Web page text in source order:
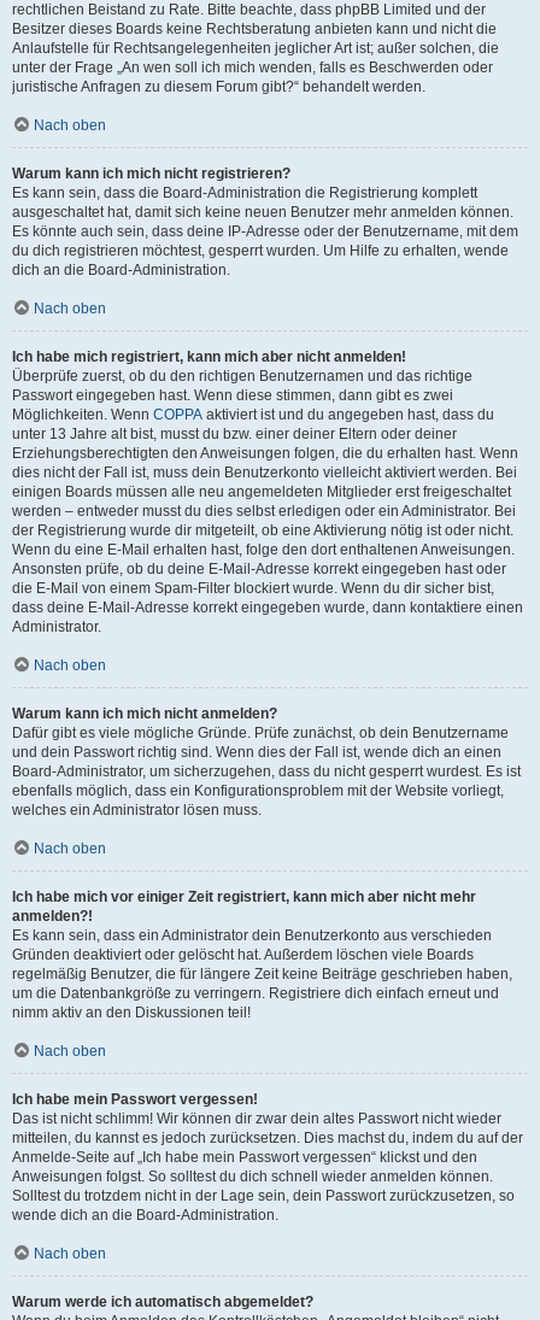
rechtlichen Beistand zu Rate. Bitte beachte, dass phpBB Limited und der
Besitzer dieses Boards keine Rechtsberatung anbieten kann und nicht die
Anlaufstelle für Rechtsangelegenheiten jeglicher Art ist; außer solchen, die
unter der Frage „An wen soll ich mich wenden, falls es Beschwerden oder
juristische Anfragen zu diesem Forum gibt?“ behandelt werden.
Nach oben
Warum kann ich mich nicht registrieren?
Es kann sein, dass die Board-Administration die Registrierung komplett
ausgeschaltet hat, damit sich keine neuen Benutzer mehr anmelden können.
Es könnte auch sein, dass deine IP-Adresse oder der Benutzername, mit dem
du dich registrieren möchtest, gesperrt wurden. Um Hilfe zu erhalten, wende
dich an die Board-Administration.
Nach oben
Ich habe mich registriert, kann mich aber nicht anmelden!
Überprüfe zuerst, ob du den richtigen Benutzernamen und das richtige
Passwort eingegeben hast. Wenn diese stimmen, dann gibt es zwei
Möglichkeiten. Wenn COPPA aktiviert ist und du angegeben hast, dass du
unter 13 Jahre alt bist, musst du bzw. einer deiner Eltern oder deiner
Erziehungsberechtigten den Anweisungen folgen, die du erhalten hast. Wenn
dies nicht der Fall ist, muss dein Benutzerkonto vielleicht aktiviert werden. Bei
einigen Boards müssen alle neu angemeldeten Mitglieder erst freigeschaltet
werden – entweder musst du dies selbst erledigen oder ein Administrator. Bei
der Registrierung wurde dir mitgeteilt, ob eine Aktivierung nötig ist oder nicht.
Wenn du eine E-Mail erhalten hast, folge den dort enthaltenen Anweisungen.
Ansonsten prüfe, ob du deine E-Mail-Adresse korrekt eingegeben hast oder
die E-Mail von einem Spam-Filter blockiert wurde. Wenn du dir sicher bist,
dass deine E-Mail-Adresse korrekt eingegeben wurde, dann kontaktiere einen
Administrator.
Nach oben
Warum kann ich mich nicht anmelden?
Dafür gibt es viele mögliche Gründe. Prüfe zunächst, ob dein Benutzername
und dein Passwort richtig sind. Wenn dies der Fall ist, wende dich an einen
Board-Administrator, um sicherzugehen, dass du nicht gesperrt wurdest. Es ist
ebenfalls möglich, dass ein Konfigurationsproblem mit der Website vorliegt,
welches ein Administrator lösen muss.
Nach oben
Ich habe mich vor einiger Zeit registriert, kann mich aber nicht mehr
anmelden?!
Es kann sein, dass ein Administrator dein Benutzerkonto aus verschieden
Gründen deaktiviert oder gelöscht hat. Außerdem löschen viele Boards
regelmäßig Benutzer, die für längere Zeit keine Beiträge geschrieben haben,
um die Datenbankgröße zu verringern. Registriere dich einfach erneut und
nimm aktiv an den Diskussionen teil!
Nach oben
Ich habe mein Passwort vergessen!
Das ist nicht schlimm! Wir können dir zwar dein altes Passwort nicht wieder
mitteilen, du kannst es jedoch zurücksetzen. Dies machst du, indem du auf der
Anmelde-Seite auf „Ich habe mein Passwort vergessen“ klickst und den
Anweisungen folgst. So solltest du dich schnell wieder anmelden können.
Solltest du trotzdem nicht in der Lage sein, dein Passwort zurückzusetzen, so
wende dich an die Board-Administration.
Nach oben
Warum werde ich automatisch abgemeldet?